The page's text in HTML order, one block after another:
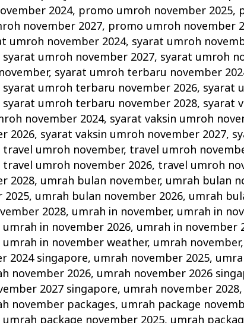
2024, promo umroh november 2025,
november 2027, promo umroh november
umroh november 2024, syarat umroh
syarat umroh november 2027, syarat umroh
, syarat umroh terbaru november
syarat umroh terbaru november 2026, syarat
syarat umroh terbaru november 2028, syarat
november 2024, syarat vaksin umroh
2026, syarat vaksin umroh november 2027,
travel umroh november, travel umroh
travel umroh november 2026, travel umroh
2028, umrah bulan november, umrah bulan
2025, umrah bulan november 2026, umrah
2028, umrah in november, umrah in
umrah in november 2026, umrah in november
umrah in november weather, umrah november,
2024 singapore, umrah november 2025,
november 2026, umrah november 2026
2027 singapore, umrah november 2028,
november packages, umrah package